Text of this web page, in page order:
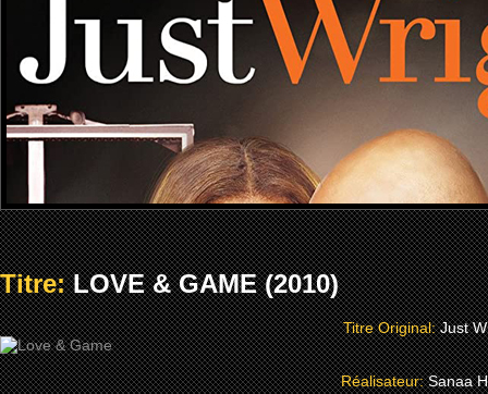
Titre:LOVE & GAME (2010)
Titre Original:Just
Réalisateur:Sanaa